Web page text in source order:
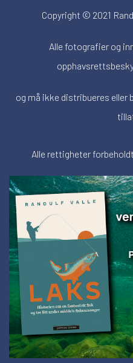
Copyright © 2021
Alle fotografier og
og må ikke distribueres
Alle rettigheter